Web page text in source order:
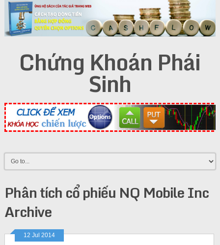
Chứng Khoán Phái
Sinh
Phân tích cổ phiếu NQ Mobile Inc
Archive
12 Jul 2014